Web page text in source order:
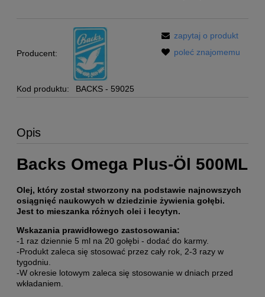
Producent:
Kod produktu: BACKS - 59025
zapytaj o produkt
poleć znajomemu
Opis
Backs Omega Plus-Öl 500ML
Olej, który został stworzony na podstawie najnowszych
osiągnięć naukowych w dziedzinie żywienia gołębi.
Jest to mieszanka różnych olei i lecytyn.
Wskazania prawidłowego zastosowania:
-1 raz dziennie 5 ml na 20 gołębi - dodać do karmy.
-Produkt zaleca się stosować przez cały rok, 2-3 razy w
tygodniu.
-W okresie lotowym zaleca się stosowanie w dniach przed
wkładaniem.